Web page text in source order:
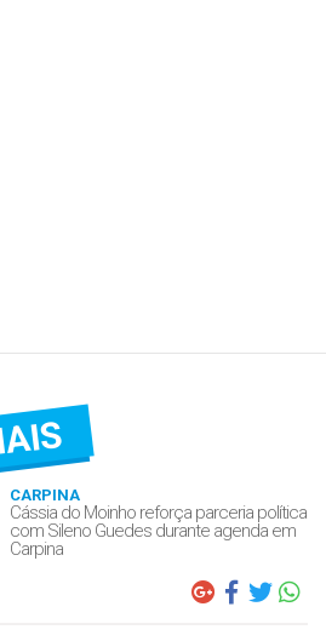
CARPINA
Cássia do Moinho reforça parceria política
com Sileno Guedes durante agenda em
Carpina